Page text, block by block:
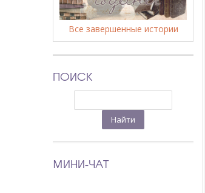
Все завершенные истории
ПОИСК
МИНИ-ЧАТ